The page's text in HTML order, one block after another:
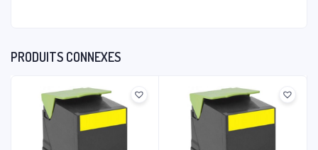
PRODUITS CONNEXES